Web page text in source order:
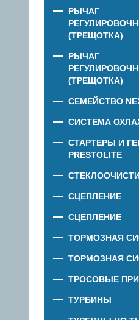
РЫЧАГ
(ТРЕЩОТКА)
РЫЧАГ
(ТРЕЩОТКА)
СЕМЕЙСТВО
СИСТЕМА
СТАРТЕРЫ И
PRESTOLITE
СЦЕПЛЕНИЕ
СЦЕПЛЕНИЕ
ТОРМОЗНАЯ
ТОРМОЗНАЯ
ТРОСОВЫЕ
ТУРБИНЫ